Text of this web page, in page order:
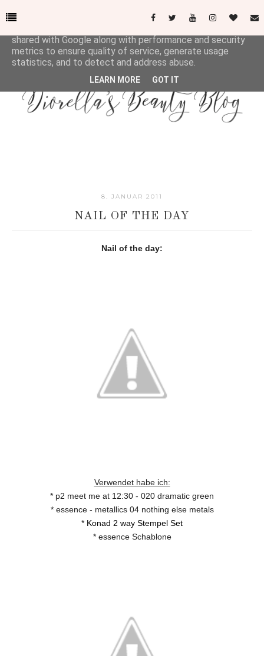
8. JANUAR 2011
NAIL OF THE DAY
Nail of the day:
Verwendet habe ich:
* p2 meet me at 12:30 - 020 dramatic green
* essence - metallics 04 nothing else metals
* Konad 2 way Stempel Set
* essence Schablone
This site uses cookies from Google to deliver its services
shared with Google along with performance and security
metrics to ensure quality of service, generate usage
statistics, and to detect and address abuse.
LEARN MORE GOT IT